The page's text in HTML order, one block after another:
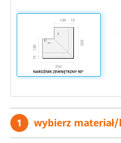
1 wybierz